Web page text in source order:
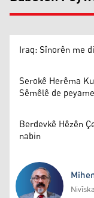
Iraq: Sînorên me
Serokê Herêma
Sêmêlê de
Berdevkê Hêzên
nabin